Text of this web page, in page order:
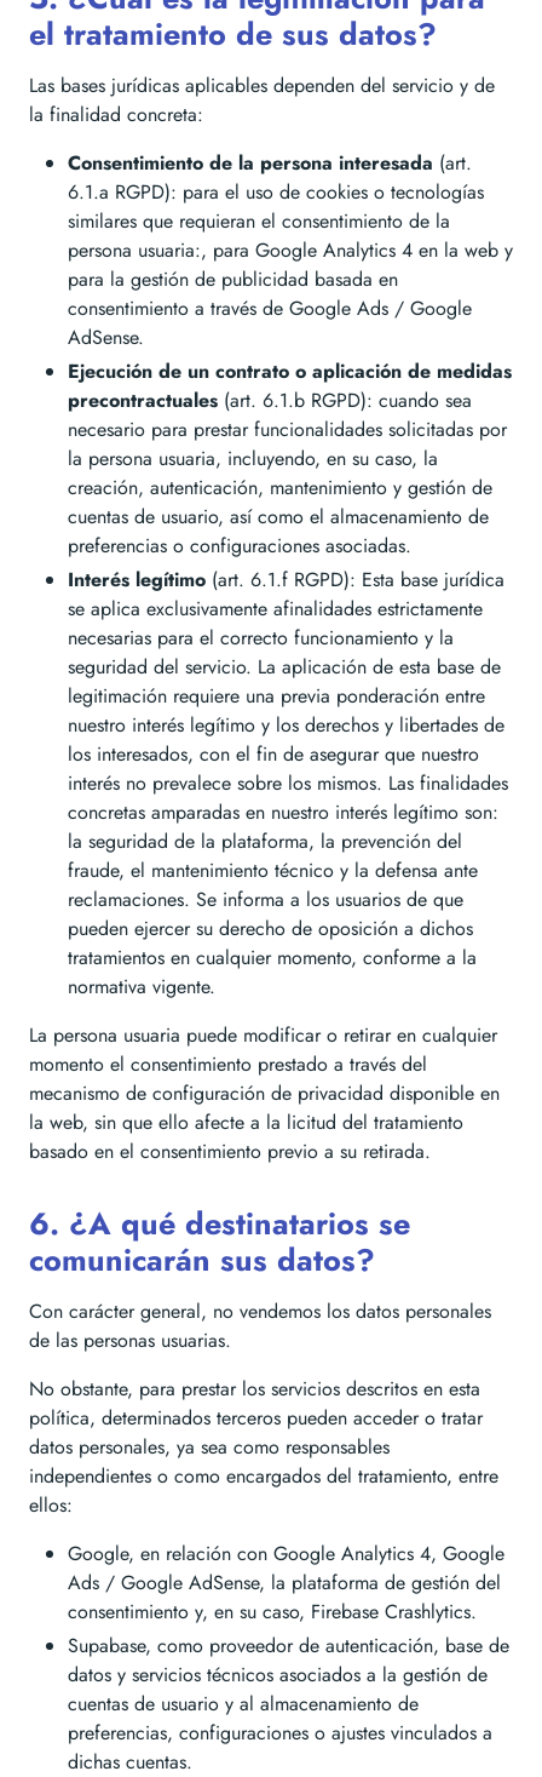
el tratamiento de sus datos?
Las bases jurídicas aplicables dependen del servicio y de
la finalidad concreta:
Consentimiento de la persona interesada (art.
6.1.a RGPD): para el uso de cookies o tecnologías
similares que requieran el consentimiento de la
persona usuaria:, para Google Analytics 4 en la web y
para la gestión de publicidad basada en
consentimiento a través de Google Ads / Google
AdSense.
Ejecución de un contrato o aplicación de medidas
precontractuales (art. 6.1.b RGPD): cuando sea
necesario para prestar funcionalidades solicitadas por
la persona usuaria, incluyendo, en su caso, la
creación, autenticación, mantenimiento y gestión de
cuentas de usuario, así como el almacenamiento de
preferencias o configuraciones asociadas.
Interés legítimo (art. 6.1.f RGPD): Esta base jurídica
se aplica exclusivamente afinalidades estrictamente
necesarias para el correcto funcionamiento y la
seguridad del servicio. La aplicación de esta base de
legitimación requiere una previa ponderación entre
nuestro interés legítimo y los derechos y libertades de
los interesados, con el fin de asegurar que nuestro
interés no prevalece sobre los mismos. Las finalidades
concretas amparadas en nuestro interés legítimo son:
la seguridad de la plataforma, la prevención del
fraude, el mantenimiento técnico y la defensa ante
reclamaciones. Se informa a los usuarios de que
pueden ejercer su derecho de oposición a dichos
tratamientos en cualquier momento, conforme a la
normativa vigente.
La persona usuaria puede modificar o retirar en cualquier
momento el consentimiento prestado a través del
mecanismo de configuración de privacidad disponible en
la web, sin que ello afecte a la licitud del tratamiento
basado en el consentimiento previo a su retirada.
6. ¿A qué destinatarios se
comunicarán sus datos?
Con carácter general, no vendemos los datos personales
de las personas usuarias.
No obstante, para prestar los servicios descritos en esta
política, determinados terceros pueden acceder o tratar
datos personales, ya sea como responsables
independientes o como encargados del tratamiento, entre
ellos:
Google, en relación con Google Analytics 4, Google
Ads / Google AdSense, la plataforma de gestión del
consentimiento y, en su caso, Firebase Crashlytics.
Supabase, como proveedor de autenticación, base de
datos y servicios técnicos asociados a la gestión de
cuentas de usuario y al almacenamiento de
preferencias, configuraciones o ajustes vinculados a
dichas cuentas.